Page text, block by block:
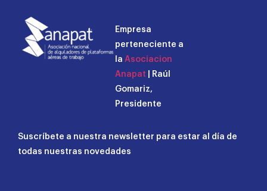
Empresa
perteneciente a
la Asociacion
Anapat | Raúl
Gomariz,
Presidente
Suscríbete a nuestra newsletter para estar al día de
todas nuestras novedades